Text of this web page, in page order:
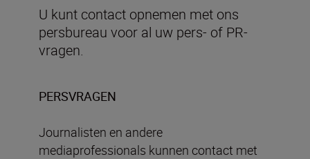
U kunt contact opnemen met ons
persbureau voor al uw pers- of PR-
vragen.
PERSVRAGEN
Journalisten en andere
mediaprofessionals kunnen contact met